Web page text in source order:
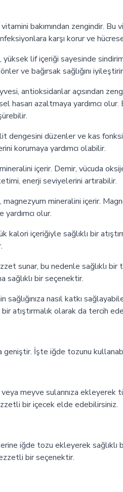
bakımından zengindir. Bu
karşı korur ve
yüksek lif içeriği sayesinde
ve bağırsak sağlığını
antioksidanlar açısından
hasarı azaltmaya yardımcı
dengesini düzenler ve kas
korumaya yardımcı olabilir.
içerir. Demir, vücuda
enerji seviyelerini artırabilir.
magnezyum mineralini içerir.
olur.
kalori içeriğiyle sağlıklı bir
sunar, bu nedenle sağlıklı
sağlıklı bir seçenektir.
nasıl katkı
bir atıştırmalık olarak da tercih
geniştir. İşte iğde tozunu
meyve sularınıza ekleyerek
bir içecek elde edebilirsiniz.
iğde tozu ekleyerek sağlıklı
bir seçenektir.